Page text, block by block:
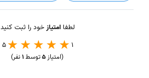
لطفاامتیازخود را ثبت کنید
1
5
(امتیاز5توسط1نفر)